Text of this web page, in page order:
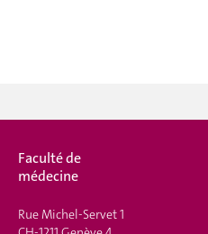
Faculté de
médecine
Rue Michel-Servet 1